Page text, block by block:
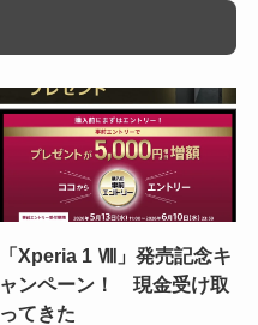
「Xperia 1 Ⅷ」発売記念キ
ャンペーン！ 現金受け取
ってきた